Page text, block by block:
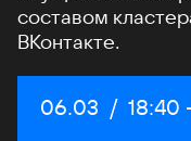
составом
ВКонтакте.
Дата:
06.03 / 18:40